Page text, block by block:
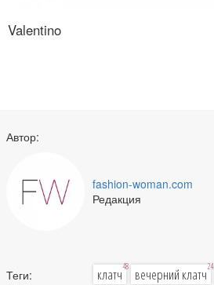
Valentino
Автор:
fashion-woman.com
Редакция
Теги: клатч48 вечерний клатч24